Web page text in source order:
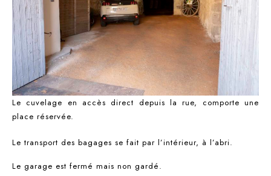
Le cuvelage en accès direct depuis la rue, comporte une
place réservée.
Le transport des bagages se fait par l’intérieur, à l’abri.
Le garage est fermé mais non gardé.